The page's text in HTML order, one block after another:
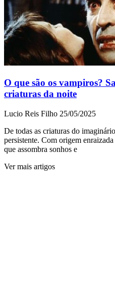
O que são os vampiros?
criaturas da noite
Lucio Reis Filho 25/05/2025
De todas as criaturas do
persistente. Com origem
que assombra sonhos e
Ver mais artigos